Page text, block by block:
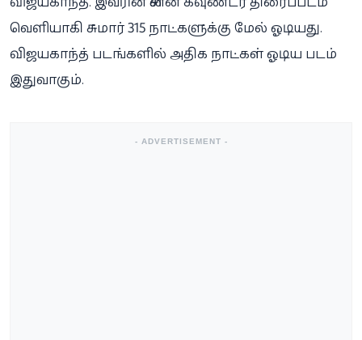
வெளியாகி சுமார் 315 நாட்களுக்கு மேல் ஓடியது.
விஜயகாந்த் படங்களில் அதிக நாட்கள் ஓடிய படம்
இதுவாகும்.
- ADVERTISEMENT -